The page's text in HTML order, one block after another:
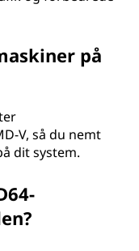
på
V, så du nemt
dit system.